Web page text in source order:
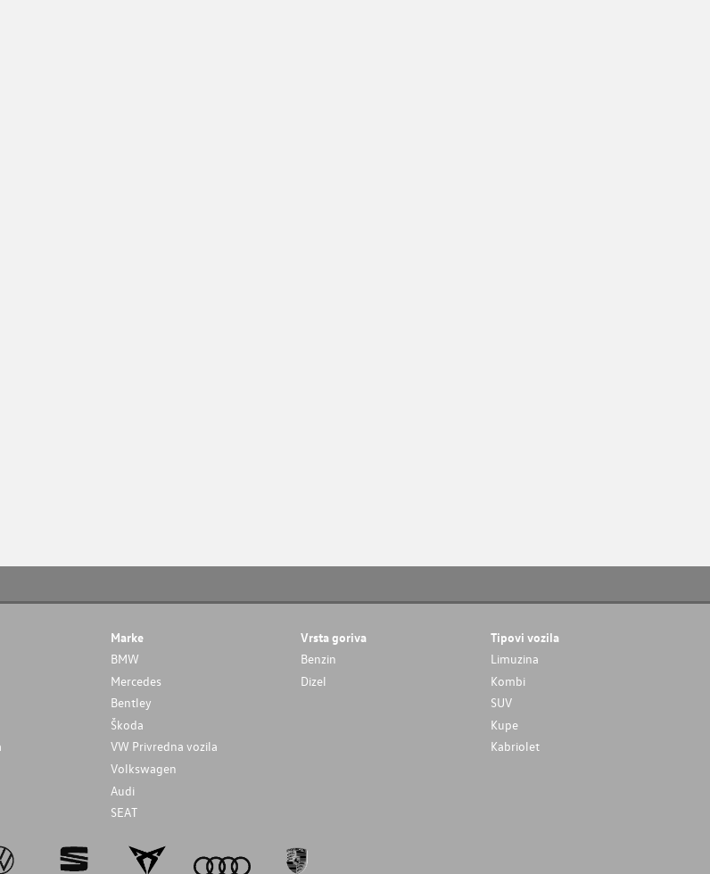
Marke
BMW
Mercedes
Bentley
Škoda
VW Privredna vozila
Volkswagen
Audi
SEAT
Vrsta goriva
Benzin
Dizel
Tipovi vozila
Limuzina
Kombi
SUV
Kupe
Kabriolet